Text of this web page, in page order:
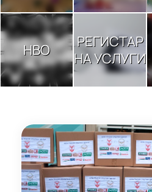
НВО
РЕГИСТАР
НА УСЛУГИ